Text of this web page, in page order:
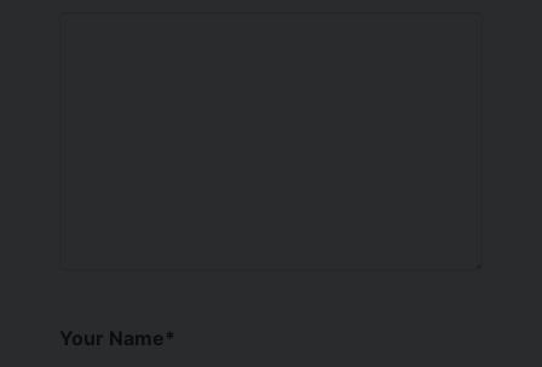
Your Name*